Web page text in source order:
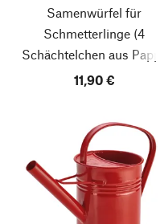
Samenwürfel für
Schmetterlinge (4
Schächtelchen aus Pappe
in 1 Umverpackung)
11,90 €